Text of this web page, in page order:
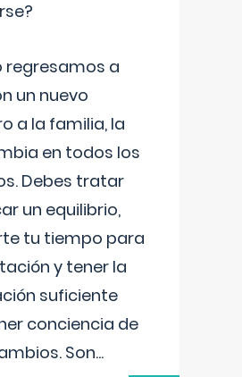
regresamos a
un nuevo
a la familia, la
en todos los
Debes tratar
un equilibrio,
tu tiempo para
y tener la
suficiente
conciencia de
Son...